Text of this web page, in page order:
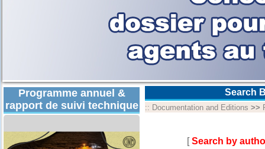
Programme annuel &
rapport de suivi technique
Search
:: Documentation and Editions >>
[Search by